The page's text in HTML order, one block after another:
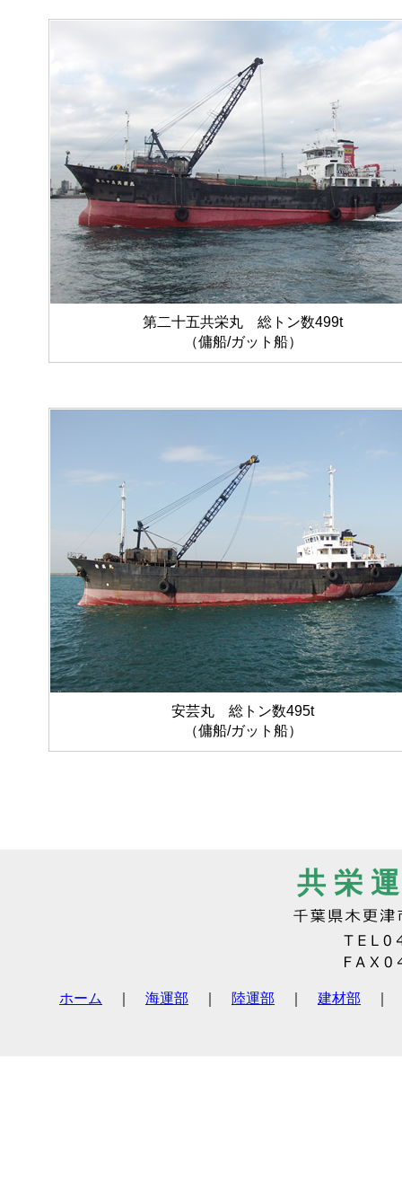
第二十五共栄丸 総トン数499t
（傭船/ガット船）
安芸丸 総トン数495t
（傭船/ガット船）
共 栄
ホーム 海運部 陸運部 建材部